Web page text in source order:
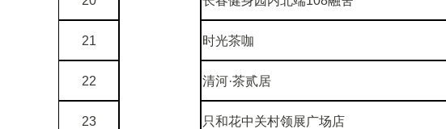
21 时光茶咖
22 清河·茶贰居
23 只和花中关村领展广场店